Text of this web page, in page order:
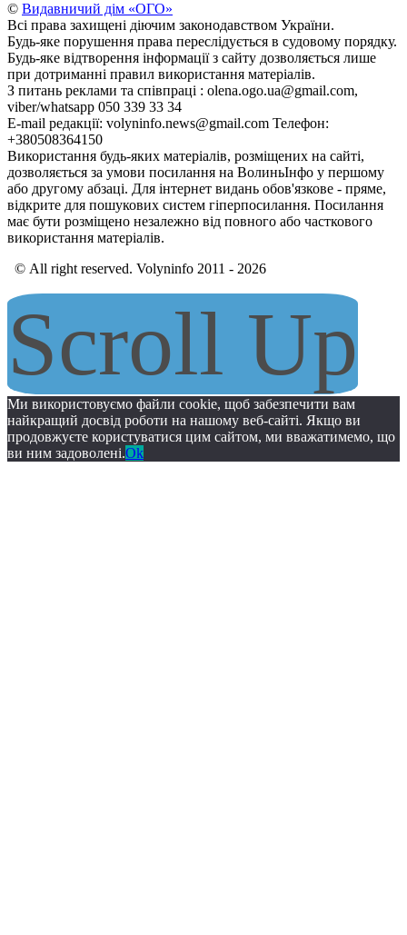
© Видавничий дім «ОГО»
Всі права захищені діючим законодавством України.
Будь-яке порушення права переслідується в судовому порядку.
Будь-яке відтворення інформації з сайту дозволяється лише
при дотриманні правил використання матеріалів.
З питань реклами та співпраці : olena.ogo.ua@gmail.com,
viber/whatsapp 050 339 33 34
E-mail редакції: volyninfo.news@gmail.com Телефон:
+380508364150
Використання будь-яких матеріалів, розміщених на сайті,
дозволяється за умови посилання на ВолиньІнфо у першому
або другому абзаці. Для інтернет видань обов'язкове - пряме,
відкрите для пошукових систем гіперпосилання. Посилання
має бути розміщено незалежно від повного або часткового
використання матеріалів.
© All right reserved. Volyninfo 2011 - 2026
Scroll Up
Ми використовуємо файли cookie, щоб забезпечити вам
найкращий досвід роботи на нашому веб-сайті. Якщо ви
продовжуєте користуватися цим сайтом, ми вважатимемо, що
ви ним задоволені.Ok